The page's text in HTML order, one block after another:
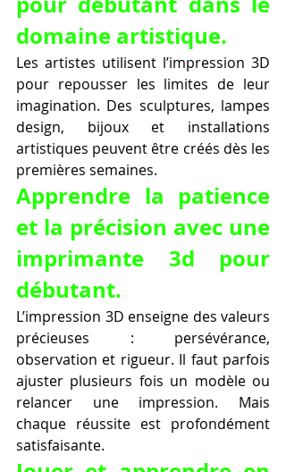
domaine artistique.
Les artistes utilisent l’impression 3D
pour repousser les limites de leur
imagination. Des sculptures, lampes
design, bijoux et installations
artistiques peuvent être créés dès les
premières semaines.
Apprendre la patience
et la précision avec une
imprimante 3d pour
débutant.
L’impression 3D enseigne des valeurs
précieuses : persévérance,
observation et rigueur. Il faut parfois
ajuster plusieurs fois un modèle ou
relancer une impression. Mais
chaque réussite est profondément
satisfaisante.